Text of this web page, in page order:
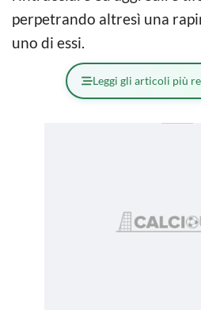
perpetrando altresì una
uno di essi.
Leggi gli articoli più